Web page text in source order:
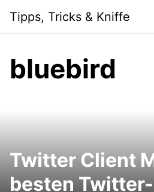
content
Tipps, Tricks & Kniffe
bluebird
Twitter Client
besten